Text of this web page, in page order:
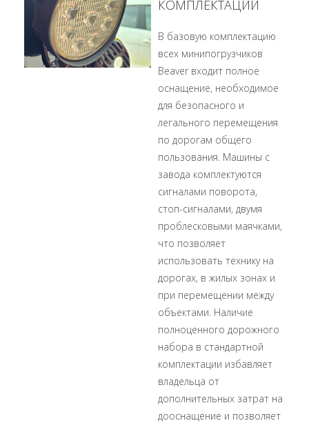
КОМПЛЕКТАЦИИ
В базовую комплектацию
всех минипогрузчиков
Beaver входит полное
оснащение, необходимое
для безопасного и
легального перемещения
по дорогам общего
пользования. Машины с
завода комплектуются
сигналами поворота,
стоп-сигналами, двумя
проблесковыми маячками,
что позволяет
использовать технику на
дорогах, в жилых зонах и
при перемещении между
объектами. Наличие
полноценного дорожного
набора в стандартной
комплектации избавляет
владельца от
дополнительных затрат на
дооснащение и позволяет